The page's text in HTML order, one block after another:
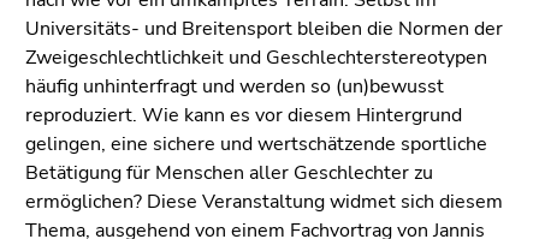
Universitäts- und Breitensport bleiben die Normen der
Zweigeschlechtlichkeit und Geschlechterstereotypen
häufig unhinterfragt und werden so (un)bewusst
reproduziert. Wie kann es vor diesem Hintergrund
gelingen, eine sichere und wertschätzende sportliche
Betätigung für Menschen aller Geschlechter zu
ermöglichen? Diese Veranstaltung widmet sich diesem
Thema, ausgehend von einem Fachvortrag von Jannis